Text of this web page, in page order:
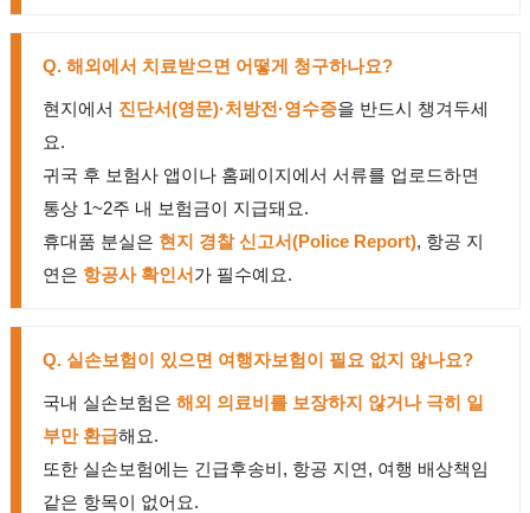
Q. 해외에서 치료받으면 어떻게 청구하나요?
현지에서 진단서(영문)·처방전·영수증을 반드시 챙겨두세
요.
귀국 후 보험사 앱이나 홈페이지에서 서류를 업로드하면
통상 1~2주 내 보험금이 지급돼요.
휴대품 분실은 현지 경찰 신고서(Police Report), 항공 지
연은 항공사 확인서가 필수예요.
Q. 실손보험이 있으면 여행자보험이 필요 없지 않나요?
국내 실손보험은 해외 의료비를 보장하지 않거나 극히 일
부만 환급해요.
또한 실손보험에는 긴급후송비, 항공 지연, 여행 배상책임
같은 항목이 없어요.